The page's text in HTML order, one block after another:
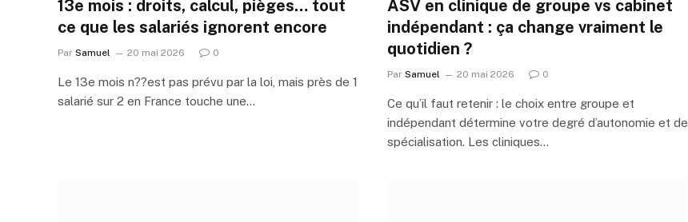
13e mois : droits, calcul, pièges… tout
ce que les salariés ignorent encore
Par Samuel 20 mai 2026 0
Le 13e mois n??est pas prévu par la loi, mais près de 1
salarié sur 2 en France touche une…
ASV en clinique de groupe vs cabinet
indépendant : ça change vraiment le
quotidien ?
Par Samuel 20 mai 2026 0
Ce qu’il faut retenir : le choix entre groupe et
indépendant détermine votre degré d’autonomie et de
spécialisation. Les cliniques…